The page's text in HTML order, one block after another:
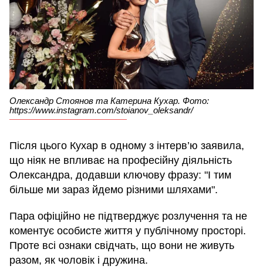
Олександр Стоянов та Катерина Кухар. Фото:
https://www.instagram.com/stoianov_oleksandr/
Після цього Кухар в одному з інтерв’ю заявила,
що ніяк не впливає на професійну діяльність
Олександра, додавши ключову фразу: "І тим
більше ми зараз йдемо різними шляхами".
Пара офіційно не підтверджує розлучення та не
коментує особисте життя у публічному просторі.
Проте всі ознаки свідчать, що вони не живуть
разом, як чоловік і дружина.